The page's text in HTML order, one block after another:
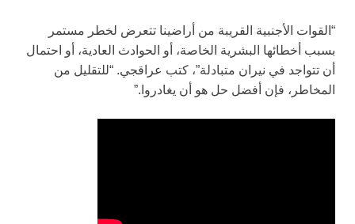
“القوات الأجنبية القريبة من أراضينا تتعرض لخطر مستمر
بسبب أخطائها البشرية الخاصة، أو الحوادث العادية، أو احتمال
أن تتواجد في نيران متبادلة”، كتب عراقجي. “للتقليل من
المخاطر، فإن أفضل حل هو أن يغادروا.”